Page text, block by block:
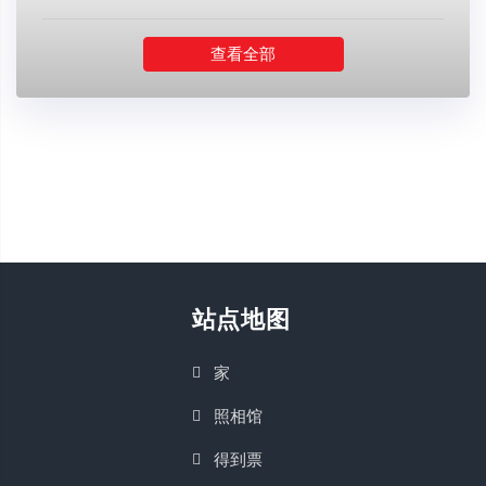
查看全部
站点地图
家
照相馆
得到票